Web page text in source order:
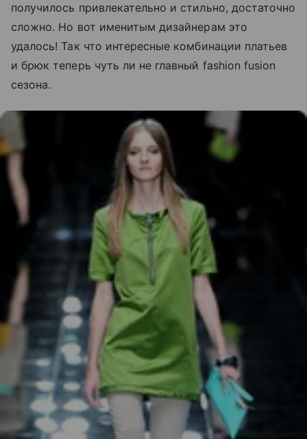
получилось привлекательно и стильно, достаточно
сложно. Но вот именитым дизайнерам это
удалось! Так что интересные комбинации платьев
и брюк теперь чуть ли не главный fashion fusion
сезона.